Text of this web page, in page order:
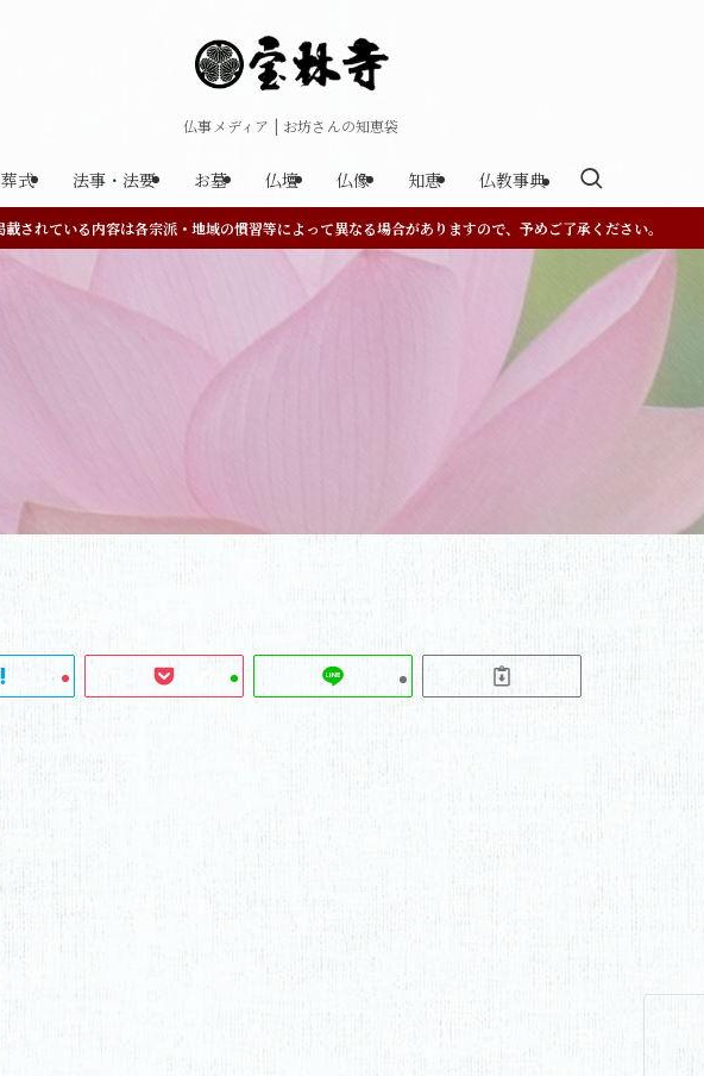
仏事メディア | お坊さんの知恵袋
式 法事・法要 お墓 仏壇 仏像 知恵 仏教事典
載されている内容は各宗派・地域の慣習等によって異なる場合がありますので、予めご了承ください。